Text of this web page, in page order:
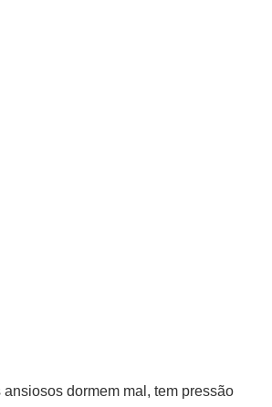
ansiosos dormem mal, tem pressão